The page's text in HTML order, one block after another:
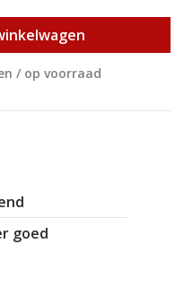
/ op voorraad
goed